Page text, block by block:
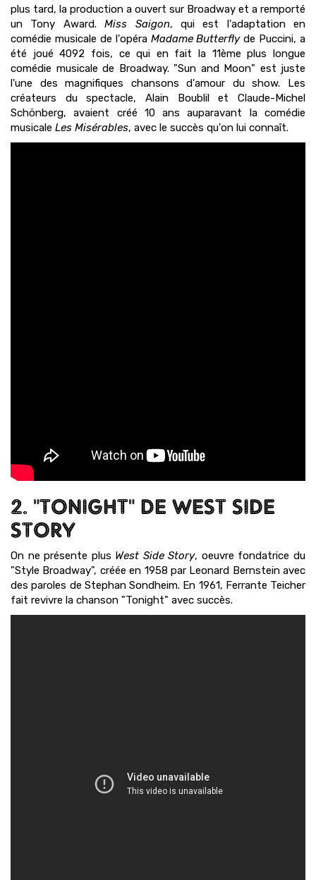
plus tard, la production a ouvert sur Broadway et a remporté
un Tony Award.Miss Saigon, qui est l'adaptation en
comédie musicale de l'opéra Madame Butterflyde Puccini, a
été joué 4092 fois, ce qui en fait la 11ème plus longue
comédie musicale de Broadway. "Sun and Moon" est juste
l'une des magnifiques chansons d'amour du show. Les
créateurs du spectacle, Alain Boublil et Claude-Michel
Schönberg, avaient créé 10 ans auparavant la comédie
musicale Les Misérables, avec le succès qu'on lui connaît.
2. "TONIGHT" DE WEST SIDE
STORY
On ne présente plus West Side Story, oeuvre fondatrice du
"Style Broadway", créée en 1958 par Leonard Bernstein avec
des paroles de Stephan Sondheim. En 1961, Ferrante Teicher
fait revivre la chanson "Tonight" avec succès.